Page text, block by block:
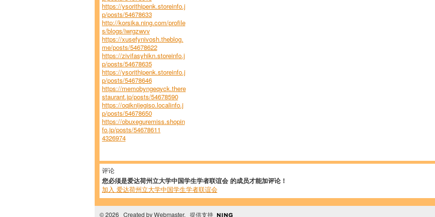
https://ysorithipenk.storeinfo.j
p/posts/54678633
http://korsika.ning.com/profile
s/blogs/iwrgzwvv
https://xusefynivosh.theblog.
me/posts/54678622
https://zivifasyhikn.storeinfo.j
p/posts/54678635
https://ysorithipenk.storeinfo.j
p/posts/54678646
https://memobyngeqyck.there
staurant.jp/posts/54678590
https://oqiknijegiso.localinfo.j
p/posts/54678650
https://obuxeguremiss.shopin
fo.jp/posts/54678611
4326974
评论
您必须是爱达荷州立大学中国学生学者联谊会 的成员才能加评论！
加入 爱达荷州立大学中国学生学者联谊会
© 2026 Created byWebmaster. 提供支持